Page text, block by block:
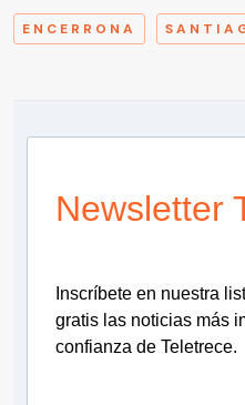
ENCERRONA
Newsletter
Inscríbete en nuestra
gratis las noticias más
confianza de Teletrece.